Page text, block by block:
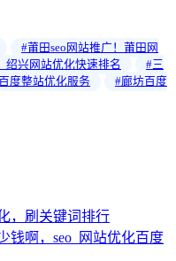
#莆田seo网站推广！莆田网
绍兴网站优化快速排名
#三
度整站优化服务
#廊坊百度
，刷关键词排行
钱啊，seo_网站优化百度